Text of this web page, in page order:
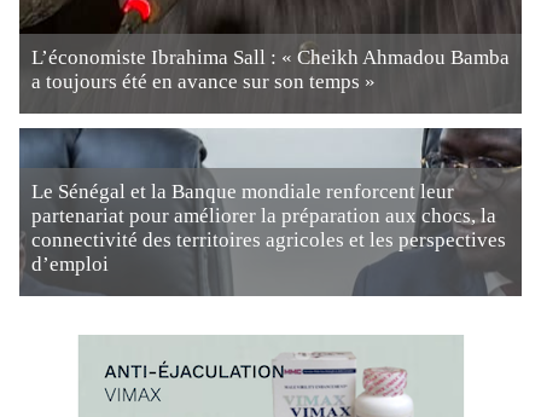
L’économiste Ibrahima Sall : « Cheikh Ahmadou Bamba
a toujours été en avance sur son temps »
Le Sénégal et la Banque mondiale renforcent leur
partenariat pour améliorer la préparation aux chocs, la
connectivité des territoires agricoles et les perspectives
d’emploi